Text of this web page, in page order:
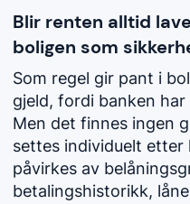
Blir renten alltid
boligen som
Som regel gir pant i
gjeld, fordi banken
Men det finnes ingen
settes individuelt
påvirkes av
betalingshistorikk,